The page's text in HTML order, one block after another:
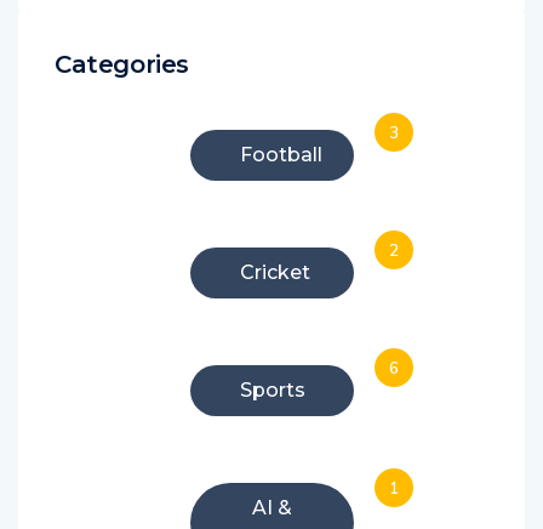
Categories
Football
3
Cricket
2
Sports
6
AI &
1